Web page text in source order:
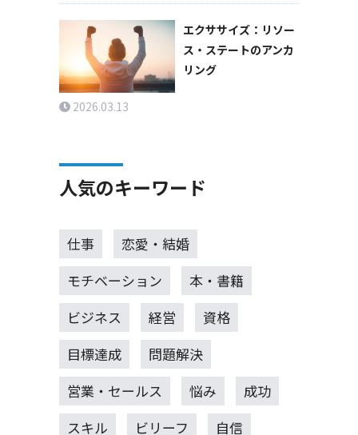
エクササイズ：リソー
ス・ステートのアンカ
リング
2026.03.13
人気のキーワード
仕事
恋愛・結婚
モチベーション
本・書籍
ビジネス
経営
資格
目標達成
問題解決
営業・セールス
悩み
成功
スキル
ビリーフ
自信